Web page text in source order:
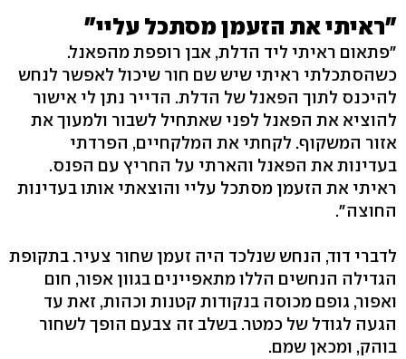
"ראיתי את הזעמן מסתכל עליי"
"פתאום ראיתי ליד הדלת, אבן רופפת מהפאנל.
כשהסתכלתי ראיתי שיש שם חור שיכול לאפשר לנחש
להיכנס לתוך הפאנל של הדלת. הדייר נתן לי אישור
להוציא את הפאנל לפני שאתחיל לשבור ולמעוך את
אזור המשקוף. לקחתי את המלקחיים, הפרדתי
בעדינות את הפאנל והארתי על החריץ עם הפנס.
ראיתי את הזעמן מסתכל עליי והוצאתי אותו בעדינות
החוצה".
לדברי דוד, הנחש שנלכד היה זעמן שחור צעיר. בתקופת
הגדילה הנחשים הללו מתאפיינים בגוון אפור, חום
ואפור, גופם מכוסה בנקודות קטנות וכהות, זאת עד
הגעה לגודל של כמטר. בשלב זה צבעם הופך לשחור
בוהק, ומכאן שמם.